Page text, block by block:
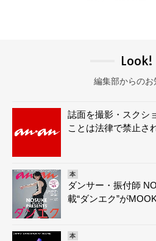
Look!
編集部からのお
誌面を撮影・スクシ
ことは法律で禁止さ
本
ダンサー・振付師
載“ダンエク”が
本